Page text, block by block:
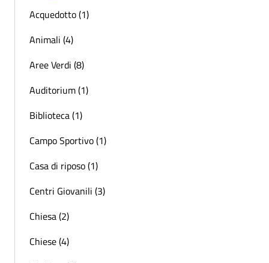
Acquedotto (1)
Animali (4)
Aree Verdi (8)
Auditorium (1)
Biblioteca (1)
Campo Sportivo (1)
Casa di riposo (1)
Centri Giovanili (3)
Chiesa (2)
Chiese (4)